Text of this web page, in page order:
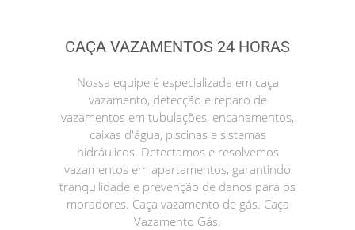
CAÇA VAZAMENTOS 24 HORAS
Nossa equipe é especializada em caça
vazamento, detecção e reparo de
vazamentos em tubulações, encanamentos,
caixas d'água, piscinas e sistemas
hidráulicos. Detectamos e resolvemos
vazamentos em apartamentos, garantindo
tranquilidade e prevenção de danos para os
moradores. Caça vazamento de gás. Caça
Vazamento Gás.